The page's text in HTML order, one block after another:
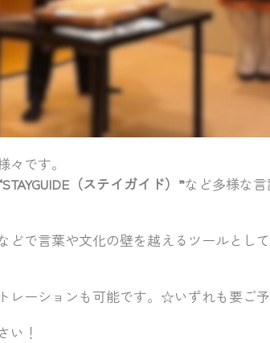
です。
（ステイガイド）”など多様な
どで言葉や文化の壁を越えるツールとし
レーションも可能です。☆いずれも要ご
い！